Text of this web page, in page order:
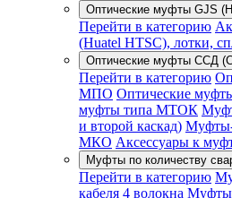
Оптические муфты GJS
Перейти в категорию
(Huatel HTSC), лотки,
Оптические муфты ССД
Перейти в категорию
МПО Оптические
муфты типа МТОК
и второй каскад) Муфты-
МКО Аксессуары к
Муфты по количеству
Перейти в категорию
кабеля 4 волокна Муфты